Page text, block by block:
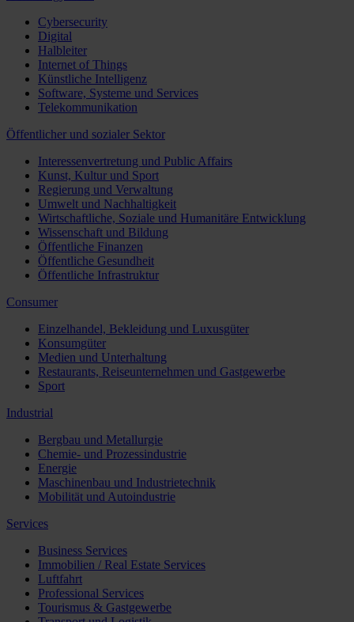
Cybersecurity
Digital
Halbleiter
Internet of Things
Künstliche Intelligenz
Software, Systeme und Services
Telekommunikation
Öffentlicher und sozialer Sektor
Interessenvertretung und Public Affairs
Kunst, Kultur und Sport
Regierung und Verwaltung
Umwelt und Nachhaltigkeit
Wirtschaftliche, Soziale und Humanitäre Entwicklung
Wissenschaft und Bildung
Öffentliche Finanzen
Öffentliche Gesundheit
Öffentliche Infrastruktur
Consumer
Einzelhandel, Bekleidung und Luxusgüter
Konsumgüter
Medien und Unterhaltung
Restaurants, Reiseunternehmen und Gastgewerbe
Sport
Industrial
Bergbau und Metallurgie
Chemie- und Prozessindustrie
Energie
Maschinenbau und Industrietechnik
Mobilität und Autoindustrie
Services
Business Services
Immobilien / Real Estate Services
Luftfahrt
Professional Services
Tourismus & Gastgewerbe